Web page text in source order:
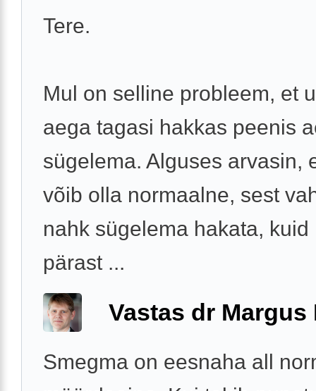
Tere.
Mul on selline probleem, et
aega tagasi hakkas peenis
sügelema. Alguses arvasin,
võib olla normaalne, sest
nahk sügelema hakata, kuid
pärast ...
Vastas dr Margus
Smegma on eesnaha all